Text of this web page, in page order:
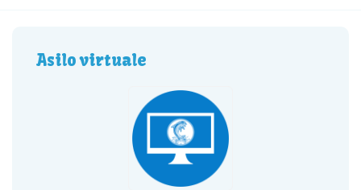
Asilo virtuale